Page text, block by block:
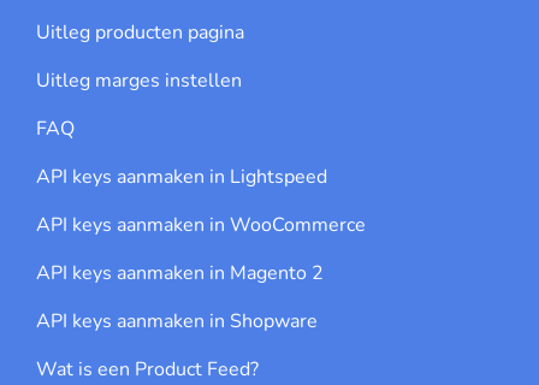
Uitleg producten pagina
Uitleg marges instellen
FAQ
API keys aanmaken in Lightspeed
API keys aanmaken in WooCommerce
API keys aanmaken in Magento 2
API keys aanmaken in Shopware
Wat is een Product Feed?